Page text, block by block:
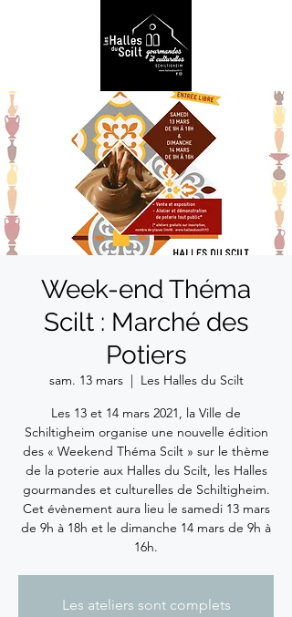
Week-end Théma
Scilt : Marché des
Potiers
sam. 13 mars
  |
Les Halles du Scilt
Les 13 et 14 mars 2021, la Ville de
Schiltigheim organise une nouvelle édition
des « Weekend Théma Scilt » sur le thème
de la poterie aux Halles du Scilt, les Halles
gourmandes et culturelles de Schiltigheim.
Cet évènement aura lieu le samedi 13 mars
de 9h à 18h et le dimanche 14 mars de 9h à
16h.
Les ateliers sont complets